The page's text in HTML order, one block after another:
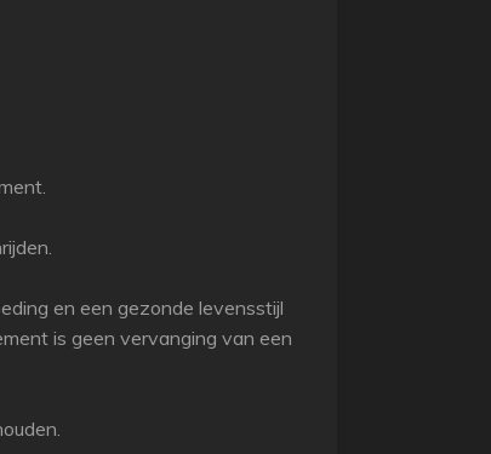
en een gezonde levensstijl
is geen vervanging van een